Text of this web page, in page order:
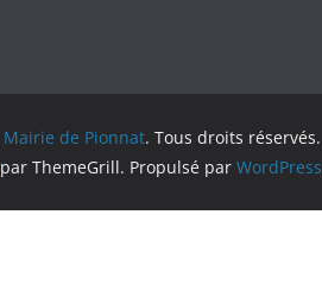
Mairie de Pionnat. Tous droits réservés.
par ThemeGrill. Propulsé par WordPress